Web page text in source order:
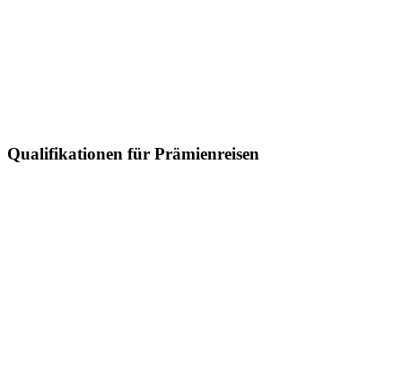
Qualifikationen für Prämienreisen